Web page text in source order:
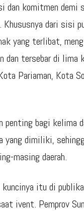
dan komitmen
dari sisi
yang terlibat,
dan tersebar di lima
Pariaman, Kota
bagi kelima
dimiliki,
masing daerah.
itu di
ivent. Pemprov